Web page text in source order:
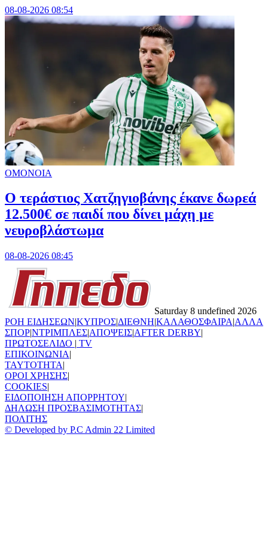
08-08-2026 08:54
ΟΜΟΝΟΙΑ
Ο τεράστιος Χατζηγιοβάνης έκανε δωρεά
12.500€ σε παιδί που δίνει μάχη με
νευροβλάστωμα
08-08-2026 08:45
Saturday 8 undefined 2026
ΡΟΗ ΕΙΔΗΣΕΩΝ|ΚΥΠΡΟΣ|ΔΙΕΘΝΗ|ΚΑΛΑΘΟΣΦΑΙΡΑ|ΑΛΛΑ
ΣΠΟΡ|ΝΤΡΙΜΠΛΕΣ|ΑΠΟΨΕΙΣ|AFTER DERBY|
ΠΡΩΤΟΣΕΛΙΔΟ | TV
ΕΠΙΚΟΙΝΩΝΙΑ|
TAYTOTHTA|
ΟΡΟΙ ΧΡΗΣΗΣ|
COOKIES|
ΕΙΔΟΠΟΙΗΣΗ ΑΠΟΡΡΗΤΟΥ|
ΔΗΛΩΣΗ ΠΡΟΣΒΑΣΙΜΟΤΗΤΑΣ|
ΠΟΛΙΤΗΣ
© Developed by P.C Admin 22 Limited